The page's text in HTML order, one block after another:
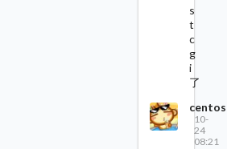
s
t
c
g
i
了
centos
10-
24
08:21